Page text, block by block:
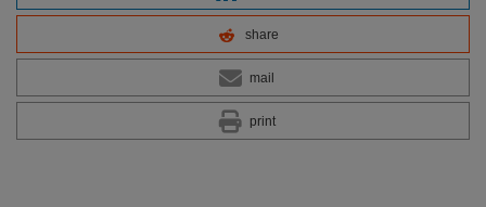
share
mail
print